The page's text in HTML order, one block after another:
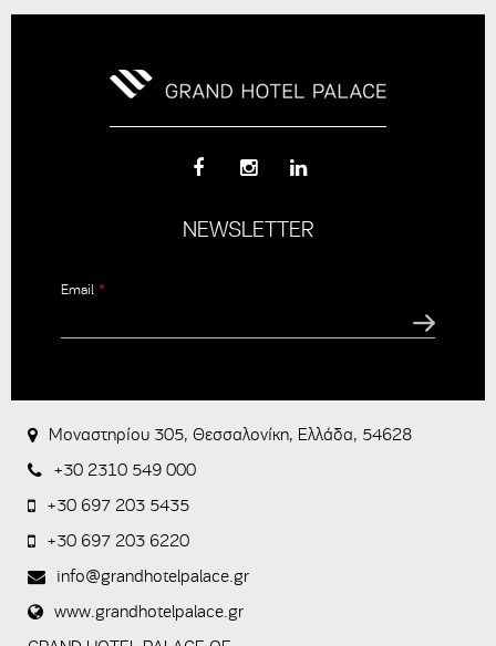
NEWSLETTER
Email *
question is
whether or
not you are
a human
visitor and to
automated
submissions.
5+2
Μοναστηρίου 305, Θεσσαλονίκη, Ελλάδα, 54628
+30 2310 549 000
+30 697 203 5435
+30 697 203 6220
info@grandhotelpalace.gr
www.grandhotelpalace.gr